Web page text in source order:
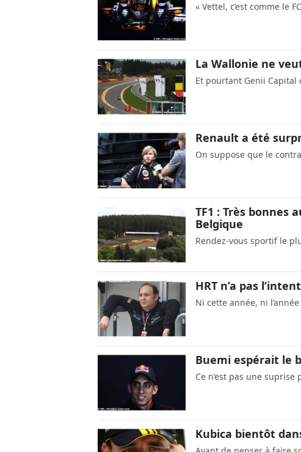
« Vettel, c’est comme le
La Wallonie ne
Et pourtant Genii Capital
Renault a été
On suppose que le
TF1 : Très bonnes
Belgique
Rendez-vous sportif le
HRT n’a pas
Ni cette année, ni
Buemi espérait le
Ce n’est pas une suprise
Kubica bientôt